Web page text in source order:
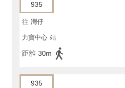
935
往 灣仔
力寶中心 站
距離 30m
935